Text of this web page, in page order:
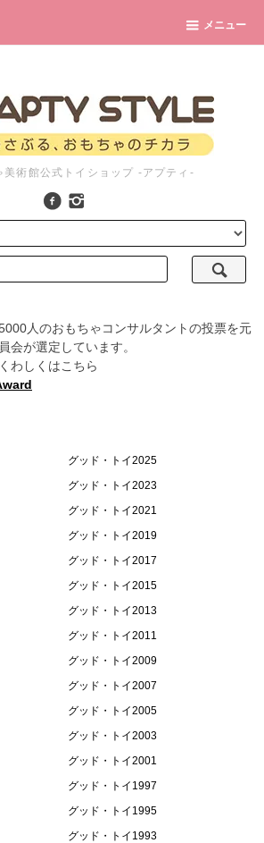
メニュー
美術館公式トイショップ -アプティ-
人のおもちゃコンサルタントの投票を元
会が選定しています。
わしくはこちら
グッド・トイ2025
グッド・トイ2023
グッド・トイ2021
グッド・トイ2019
グッド・トイ2017
グッド・トイ2015
グッド・トイ2013
グッド・トイ2011
グッド・トイ2009
グッド・トイ2007
グッド・トイ2005
グッド・トイ2003
グッド・トイ2001
グッド・トイ1997
グッド・トイ1995
グッド・トイ1993